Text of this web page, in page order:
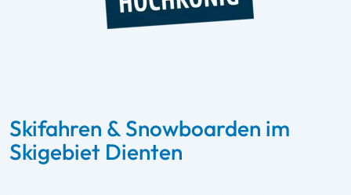
Skifahren & Snowboarden im
Skigebiet Dienten